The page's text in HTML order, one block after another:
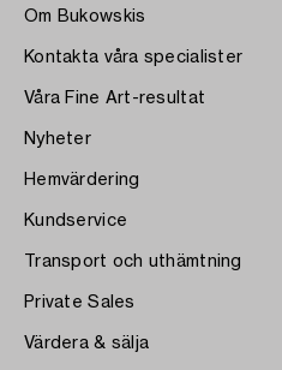
Om Bukowskis
Kontakta våra specialister
Våra Fine Art-resultat
Nyheter
Hemvärdering
Kundservice
Transport och uthämtning
Private Sales
Värdera & sälja